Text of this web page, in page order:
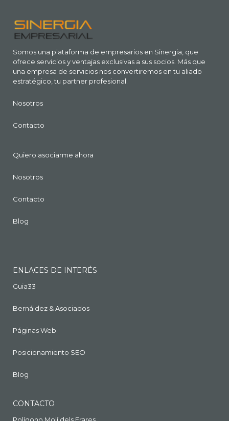
Somos una plataforma de empresarios en Sinergia, que
ofrece servicios y ventajas exclusivas a sus socios. Más que
una empresa de servicios nos convertiremos en tu aliado
estratégico, tu partner profesional.
Nosotros
Contacto
Quiero asociarme ahora
Nosotros
Contacto
Blog
ENLACES DE INTERÉS
Guia33
Bernáldez & Asociados
Páginas Web
Posicionamiento SEO
Blog
CONTACTO